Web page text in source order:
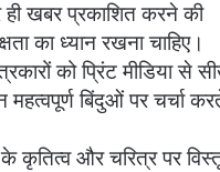
खबर प्रकाशित करने की
का ध्यान रखना चाहिए।
को प्रिंट मीडिया से
बिंदुओं पर चर्चा
कृतित्व और चरित्र पर